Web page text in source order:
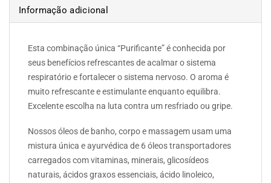
Informação adicional
Esta combinação única “Purificante” é conhecida por
seus benefícios refrescantes de acalmar o sistema
respiratório e fortalecer o sistema nervoso. O aroma é
muito refrescante e estimulante enquanto equilibra.
Excelente escolha na luta contra um resfriado ou gripe.
Nossos óleos de banho, corpo e massagem usam uma
mistura única e ayurvédica de 6 óleos transportadores
carregados com vitaminas, minerais, glicosídeos
naturais, ácidos graxos essenciais, ácido linoleico,